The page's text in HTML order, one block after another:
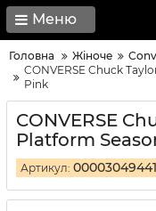
Меню
Головна Жіноче
CONVERSE Chuck
Pink
CONVERSE
Platform
Артикул: